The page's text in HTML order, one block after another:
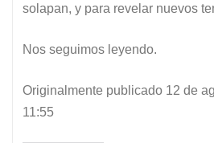
solapan, y para revelar nuevos
Nos seguimos leyendo.
Originalmente publicado 12 de
11:55